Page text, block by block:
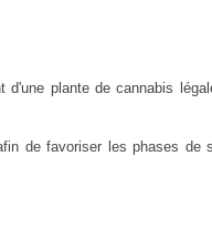
plante de cannabis
de favoriser les phases de